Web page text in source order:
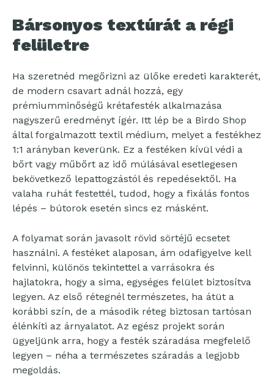
Bársonyos textúrát a régi
felületre
Ha szeretnéd megőrizni az ülőke eredeti karakterét,
de modern csavart adnál hozzá, egy
prémiumminőségű krétafesték alkalmazása
nagyszerű eredményt ígér. Itt lép be a Birdo Shop
által forgalmazott textil médium, melyet a festékhez
1:1 arányban keverünk. Ez a festéken kívül védi a
bőrt vagy műbőrt az idő múlásával esetlegesen
bekövetkező lepattogzástól és repedésektől. Ha
valaha ruhát festettél, tudod, hogy a fixálás fontos
lépés – bútorok esetén sincs ez másként.
A folyamat során javasolt rövid sörtéjű ecsetet
használni. A festéket alaposan, ám odafigyelve kell
felvinni, különös tekintettel a varrásokra és
hajlatokra, hogy a sima, egységes felület biztosítva
legyen. Az első rétegnél természetes, ha átüt a
korábbi szín, de a második réteg biztosan tartósan
élénkíti az árnyalatot. Az egész projekt során
ügyeljünk arra, hogy a festék száradása megfelelő
legyen – néha a természetes száradás a legjobb
megoldás.